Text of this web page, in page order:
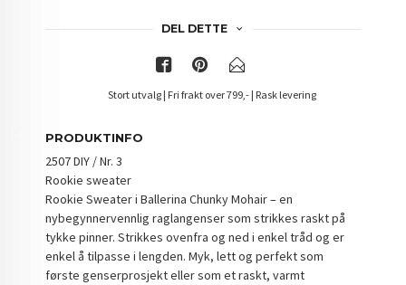
DEL DETTE
Stort utvalg | Fri frakt over 799,- | Rask levering
PRODUKTINFO
2507 DIY / Nr. 3
Rookie sweater
Rookie Sweater i Ballerina Chunky Mohair – en
nybegynnervennlig raglangenser som strikkes raskt på
tykke pinner. Strikkes ovenfra og ned i enkel tråd og er
enkel å tilpasse i lengden. Myk, lett og perfekt som
første genserprosjekt eller som et raskt, varmt